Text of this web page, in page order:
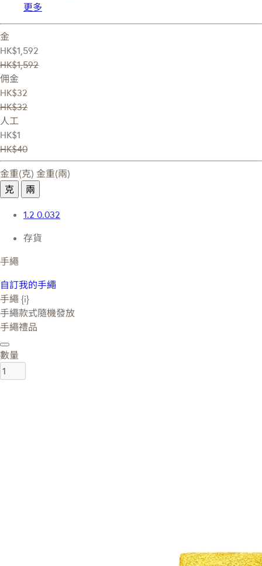
更多
金
HK$1,592
HK$1,592
佣金
HK$32
HK$32
人工
HK$1
HK$40
金重(克) 金重(兩)
克
兩
1.2 0.032
存貨
手繩
自訂我的手繩
手繩 {i}
手繩款式隨機發放
手繩禮品
數量